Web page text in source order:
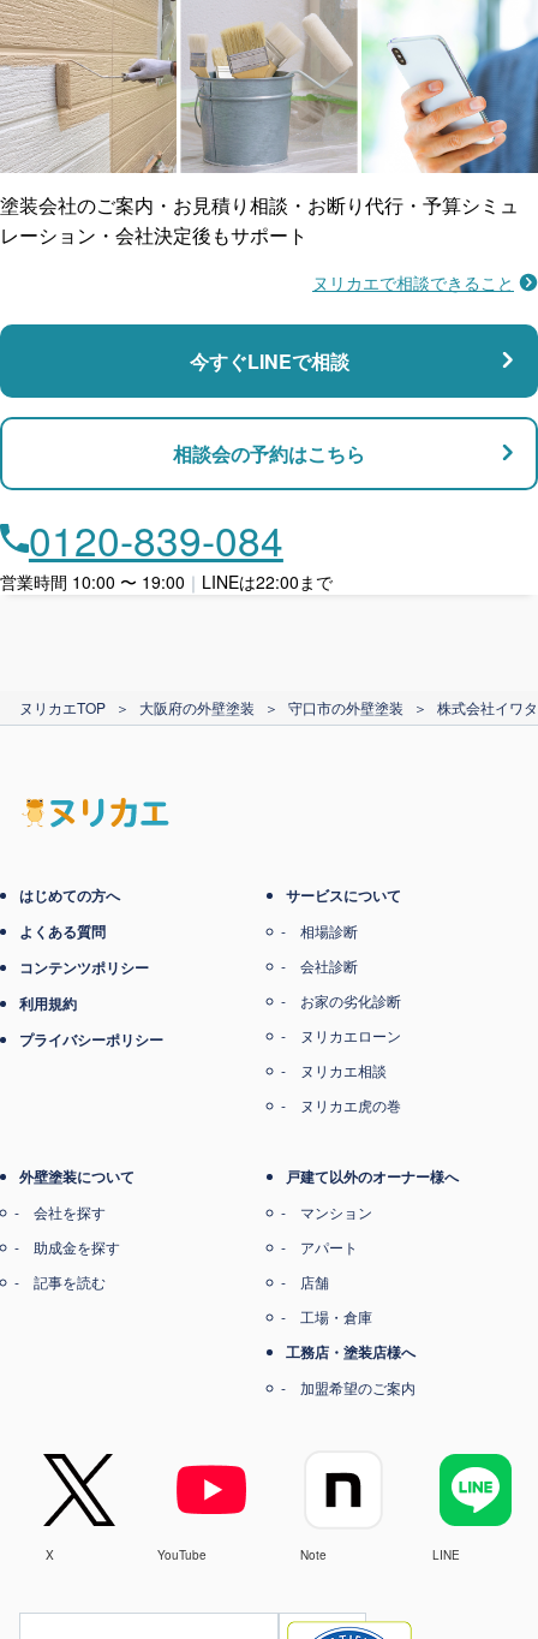
ご近所トラブルに
賠償保険
瑕疵保険
支払い対応
ローン利用
カード支払い
防水工事
マンション・アパート対応
店舗・事務所対応
塗装会社のご案内・お見積り相談・お断り代行・予算シミュ
レーション・会社決定後もサポート
ヌリカエで相談できること
今すぐLINEで相談
相談会の予約はこちら
0120-839-084
営業時間 10:00 〜 19:00 ｜ LINEは22:00まで
ヌリカエTOP ＞ 大阪府の外壁塗装 ＞ 守口市の外壁塗装 ＞ 株式会社イワ
はじめての方へ
よくある質問
コンテンツポリシー
利用規約
プライバシーポリシー
サービスについて
相場診断
会社診断
お家の劣化診断
ヌリカエローン
ヌリカエ相談
ヌリカエ虎の巻
外壁塗装について
会社を探す
助成金を探す
記事を読む
戸建て以外のオーナー様へ
マンション
アパート
店舗
工場・倉庫
工務店・塗装店様へ
加盟希望のご案内
X YouTube Note LINE